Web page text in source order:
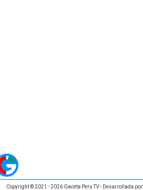
Copyright © 2021 - 2026 Gaceta Peru TV - Desarrollada por